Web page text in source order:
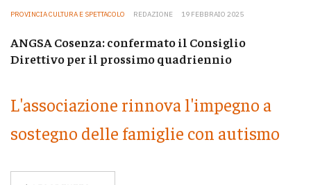
PROVINCIA CULTURA E SPETTACOLO REDAZIONE 19 FEBBRAIO 2025
ANGSA Cosenza: confermato il Consiglio
Direttivo per il prossimo quadriennio
L'associazione rinnova l'impegno a
sostegno delle famiglie con autismo